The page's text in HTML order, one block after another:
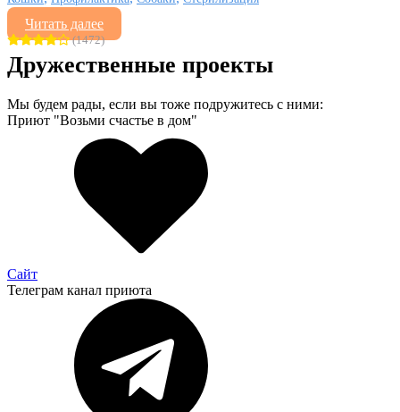
Читать далее
(1472)
Дружественные проекты
Мы будем рады, если вы тоже подружитесь с ними:
Приют "Возьми счастье в дом"
Сайт
Телеграм канал приюта